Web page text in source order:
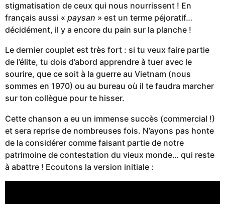
stigmatisation de ceux qui nous nourrissent ! En
français aussi « paysan » est un terme péjoratif…
décidément, il y a encore du pain sur la planche !
Le dernier couplet est très fort : si tu veux faire partie
de l’élite, tu dois d’abord apprendre à tuer avec le
sourire, que ce soit à la guerre au Vietnam (nous
sommes en 1970) ou au bureau où il te faudra marcher
sur ton collègue pour te hisser.
Cette chanson a eu un immense succès (commercial !)
et sera reprise de nombreuses fois. N’ayons pas honte
de la considérer comme faisant partie de notre
patrimoine de contestation du vieux monde… qui reste
à abattre ! Ecoutons la version initiale :